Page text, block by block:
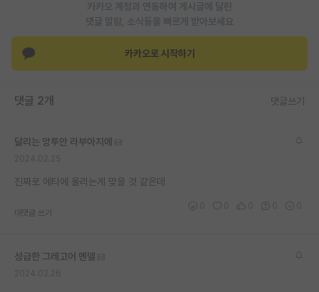
카카오 계정과 연동하여 게시글에 달린
댓글 알람, 소식등을 빠르게 받아보세요
카카오로 시작하기
댓글 2개 댓글쓰기
달리는 앙투안 라부아지에
진짜로 에타에 올리는게 맞을 것 같은데
대댓글 쓰기
성급한 그레고어 멘델